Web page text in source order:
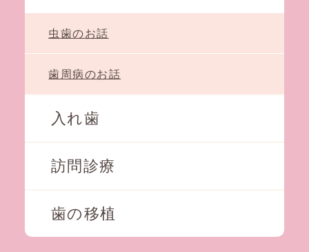
虫歯のお話
歯周病のお話
入れ歯
訪問診療
歯の移植